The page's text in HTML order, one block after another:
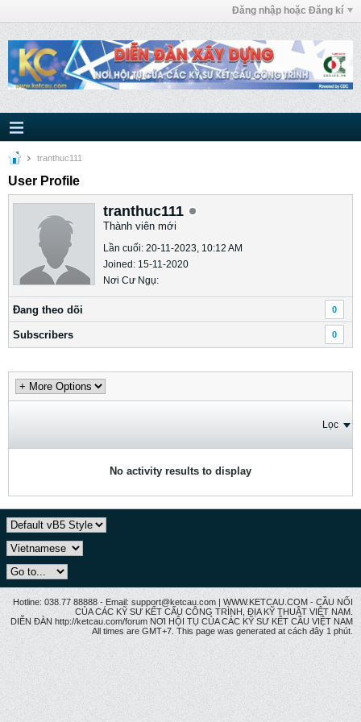
Đăng nhập hoặc Đăng kí
tranthuc111
User Profile
tranthuc111
Thành viên mới
Lần cuối: 20-11-2023, 10:12 AM
Joined: 15-11-2020
Nơi Cư Ngụ:
Ðang theo dõi 0
Subscribers 0
Lọc
No activity results to display
Hotline: 038.77 88888 - Email: support@ketcau.com | WWW.KETCAU.COM - CẦU NỐI
CỦA CÁC KỸ SƯ KẾT CẤU CÔNG TRÌNH, ĐỊA KỸ THUẬT VIỆT NAM.
DIỄN ĐÀN http://ketcau.com/forum NƠI HỘI TỤ CỦA CÁC KỸ SƯ KẾT CÂU VIỆT NAM
All times are GMT+7. This page was generated at cách đây 1 phút.